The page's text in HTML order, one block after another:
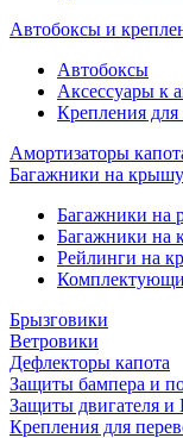
Автобоксы и
Автобоксы
Аксессуары к
Крепления
Амортизаторы
Багажники на
Багажники на
Багажники на
Рейлинги на
Брызговики
Ветровики
Дефлекторы капота
Защиты бампера и
Защиты двигателя
Крепления для